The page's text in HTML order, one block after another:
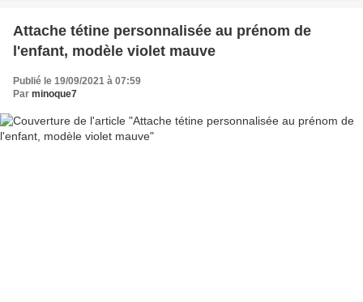
Attache tétine personnalisée au prénom de
l'enfant, modèle violet mauve
Publié le 19/09/2021 à 07:59
Par minoque7